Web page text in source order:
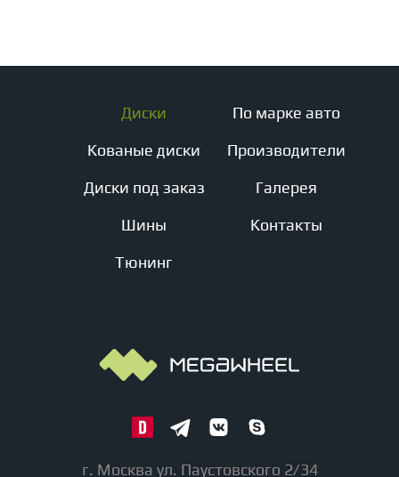
Диски
Кованые диски
Диски под заказ
Шины
Тюнинг
По марке авто
Производители
Галерея
Контакты
г. Москва ул. Паустовского 2/34